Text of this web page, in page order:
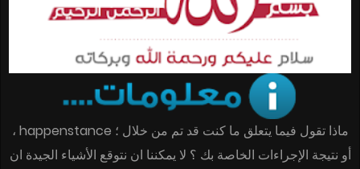
ماذا تقول فيما يتعلق ما كنت قد تم من خلال ؛ happenstance ،
أو نتيجة الإجراءات الخاصة بك ؟ لا يمكننا ان نتوقع الأشياء الجيدة ان